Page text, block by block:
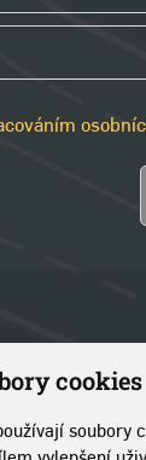
cookies
soubory